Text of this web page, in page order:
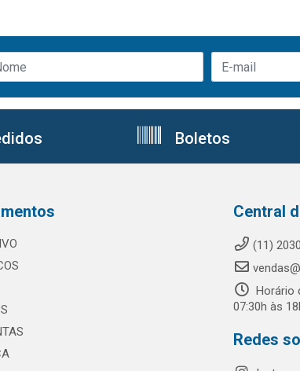
Boletos
Central
(11)
Horário
07:30h às
Redes